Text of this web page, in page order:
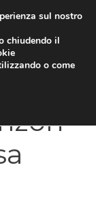
sul nostro
chiudendo il
o come